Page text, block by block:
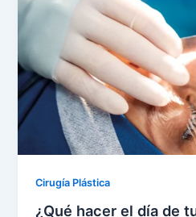
Cirugía Plástica
¿Qué hacer el día de